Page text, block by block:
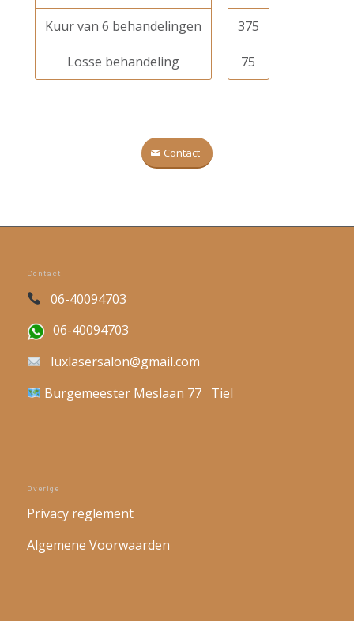
Kuur van 6 behandelingen
Losse behandeling
375
75
Contact
Contact
06-40094703
06-40094703
luxlasersalon@gmail.com
Burgemeester Meslaan 77 Tiel
Overige
Privacy reglement
Algemene Voorwaarden